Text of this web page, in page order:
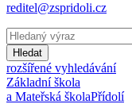
reditel@zspridoli.cz
Hledat
rozšířené vyhledávání
Základní škola
a Mateřská školaPřídolí